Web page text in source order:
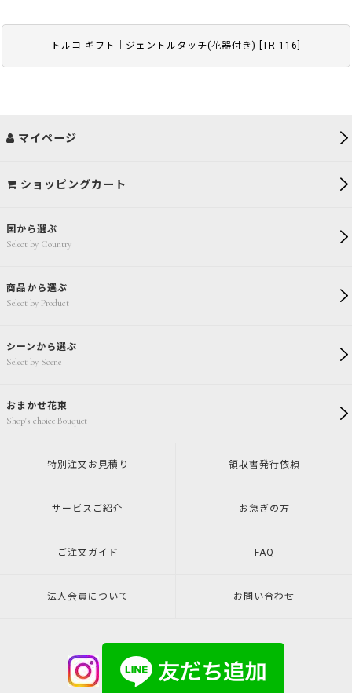
トルコ ギフト｜ジェントルタッチ(花器付き) TR-116
国から選ぶ
Select by Country
商品から選ぶ
Select by Product
シーンから選ぶ
Select by Scene
おまかせ花束
Shop's choice Bouquet
マイページ
ショッピングカート
特別注文 お見積り 領収書発行依頼
サービスご紹介 お急ぎの方
ご注文ガイド FAQ
法人会員について お問い合わせ